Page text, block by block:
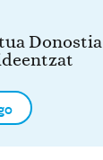
Donostia